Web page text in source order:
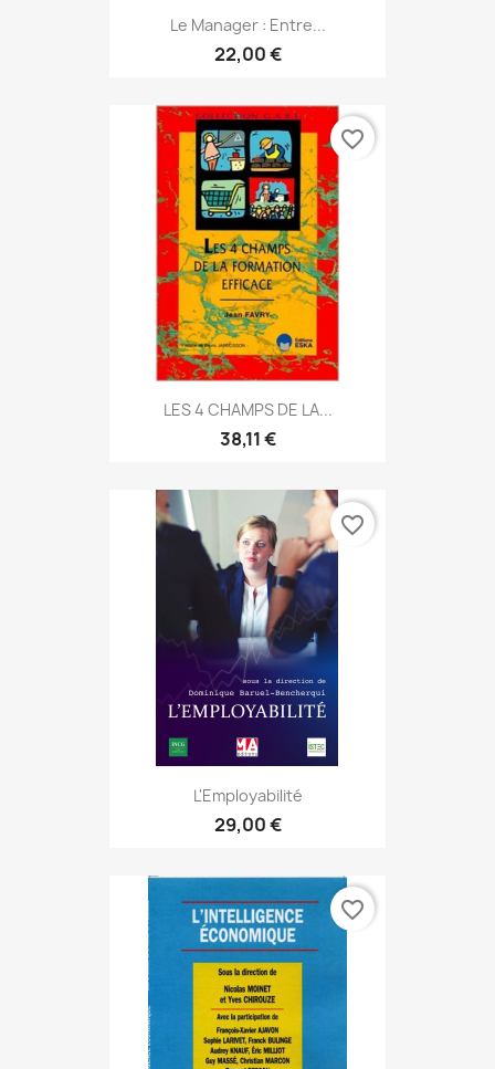
Le Manager : Entre...
22,00 €
LES 4 CHAMPS DE LA...
38,11 €
favorite_border
L'Employabilité
29,00 €
favorite_border
favorite_border